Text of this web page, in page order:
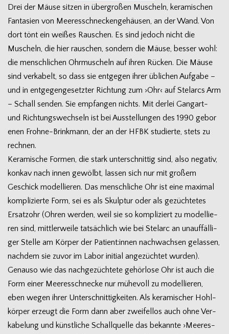
Drei der Mäuse sit­zen in über­gro­ßen Muscheln, kera­mi­schen
Fan­ta­sien von Mee­res­schne­cken­ge­häu­sen, an der Wand. Von
dort tönt ein wei­ßes Rau­schen. Es sind jedoch nicht die
Muscheln, die hier rau­schen, son­dern die Mäuse, bes­ser wohl:
die mensch­li­chen Ohr­mu­scheln auf ihren Rücken. Die Mäuse
sind ver­ka­belt, so dass sie ent­ge­gen ihrer übli­chen Auf­gabe –
und in ent­ge­gen­ge­setz­ter Rich­tung zum ›Ohr‹ auf Stel­arcs Arm
– Schall sen­den. Sie emp­fan­gen nichts. Mit der­lei Gangart-
und Rich­tungs­wech­seln ist bei Aus­stel­lun­gen des 1990 gebo­r
e­nen Frohne-Brinkmann, der an der HFBK stu­dierte, stets zu
rechnen.
Kera­mi­sche For­men, die stark unter­schnit­tig sind, also nega­tiv,
kon­kav nach innen gewölbt, las­sen sich nur mit gro­ßem
Geschick model­lie­ren. Das mensch­li­che Ohr ist eine maxi­mal
kom­pli­zierte Form, sei es als Skulp­tur oder als gezüch­te­tes
Ersatz­ohr (Ohren wer­den, weil sie so kom­pli­ziert zu model­lie­
ren sind, mitt­ler­weile tat­säch­lich wie bei Stel­arc an unauf­fäl­li­
ger Stelle am Kör­per der Patient:innen nach­wach­sen gelas­sen,
nach­dem sie zuvor im Labor initial ange­züch­tet wurden).
Genauso wie das nach­ge­züch­tete gehör­lose Ohr ist auch die
Form einer Mee­res­schne­cke nur mühe­voll zu model­lie­ren,
eben wegen ihrer Unter­schnit­tig­kei­ten. Als kera­mi­scher Hohl­
kör­per erzeugt die Form dann aber zwei­fel­los auch ohne Ver­
ka­be­lung und künst­li­che Schall­quelle das bekannte ›Mee­res­